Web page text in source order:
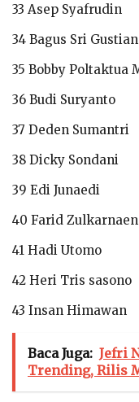
33 Asep Syafrudin
34 Bagus Sri Gustian
35 Bobby Poltaktua
36 Budi Suryanto
37 Deden Sumantri
38 Dicky Sondani
39 Edi Junaedi
40 Farid Zulkarnaen
41 Hadi Utomo
42 Heri Tris sasono
43 Insan Himawan
Baca Juga: Jefri
Trending, Rilis